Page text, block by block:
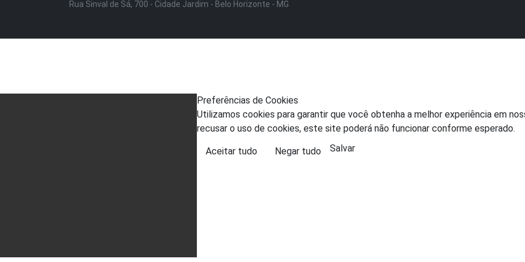
Rua Sinval de Sá, 700 - Cidade Jardim - Belo Horizonte - MG
Preferências de Cookies
Utilizamos cookies para garantir que você obtenha a melhor experiência em
recusar o uso de cookies, este site poderá não funcionar conforme esperado.
Aceitar tudo Negar tudo Salvar